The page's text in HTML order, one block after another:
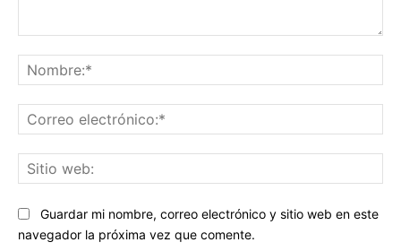
Guardar mi nombre, correo electrónico y sitio web en este
navegador la próxima vez que comente.